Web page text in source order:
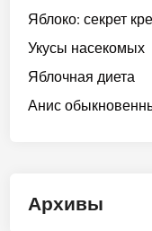
Яблоко: секрет
Укусы насекомых
Яблочная диета
Анис
Архивы